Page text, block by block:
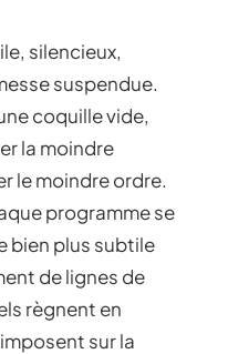
silencieux,
suspendue.
coquille vide,
la moindre
le moindre ordre.
programme se
bien plus subtile
de lignes de
règnent en
sur la